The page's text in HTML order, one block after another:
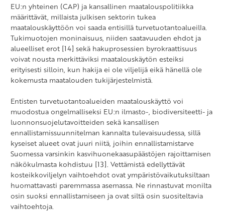
EU:n yhteinen (CAP) ja kansallinen maatalouspolitiikka
määrittävät, millaista julkisen sektorin tukea
maatalouskäyttöön voi saada entisillä turvetuotantoalueilla.
Tukimuotojen moninaisuus, niiden saatavuuden ehdot ja
alueelliset erot [14] sekä hakuprosessien byrokraattisuus
voivat nousta merkittäviksi maatalouskäytön esteiksi
erityisesti silloin, kun hakija ei ole viljelijä eikä hänellä ole
kokemusta maatalouden tukijärjestelmistä.
Entisten turvetuotantoalueiden maatalouskäyttö voi
muodostua ongelmalliseksi EU:n ilmasto-, biodiversiteetti- ja
luonnonsuojelutavoitteiden sekä kansallisen
ennallistamissuunnitelman kannalta tulevaisuudessa, sillä
kyseiset alueet ovat juuri niitä, joihin ennallistamistarve
Suomessa varsinkin kasvihuonekaasupäästöjen rajoittamisen
näkökulmasta kohdistuu [13]. Vettämistä edellyttävät
kosteikkoviljelyn vaihtoehdot ovat ympäristövaikutuksiltaan
huomattavasti paremmassa asemassa. Ne rinnastuvat monilta
osin suoksi ennallistamiseen ja ovat siltä osin suositeltavia
vaihtoehtoja.